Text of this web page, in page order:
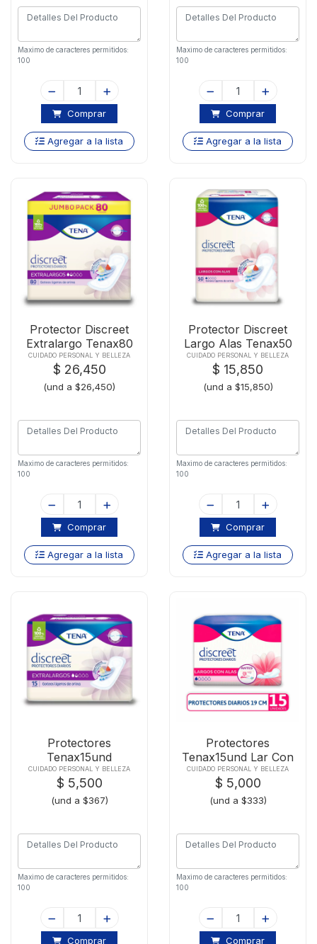
Maximo de caracteres permitidos:
100
Comprar
Agregar a la lista
Maximo de caracteres permitidos:
100
Comprar
Agregar a la lista
Protector Discreet
Extralargo Tenax80
CUIDADO PERSONAL Y BELLEZA
$ 26,450
(und a $26,450)
Maximo de caracteres permitidos:
100
Comprar
Agregar a la lista
Protector Discreet
Largo Alas Tenax50
CUIDADO PERSONAL Y BELLEZA
$ 15,850
(und a $15,850)
Maximo de caracteres permitidos:
100
Comprar
Agregar a la lista
Protectores
Tenax15und
Extralargos Lights By
CUIDADO PERSONAL Y BELLEZA
$ 5,500
(und a $367)
Maximo de caracteres permitidos:
100
Comprar
Protectores
Tenax15und Lar Con
Alas Lights By
CUIDADO PERSONAL Y BELLEZA
$ 5,000
(und a $333)
Maximo de caracteres permitidos:
100
Comprar